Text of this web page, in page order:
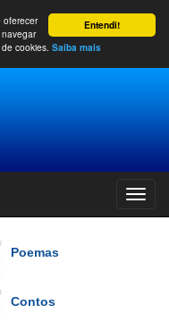
Entendi!
oferecer
cookies. Saiba mais
Poemas
Contos